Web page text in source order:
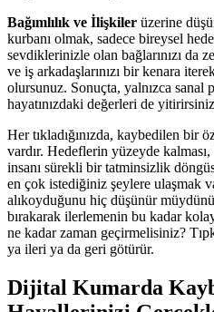
Bağımlılık ve İlişkiler üzerine
kurbanı olmak, sadece bireysel
sevdiklerinizle olan bağlarınızı da
ve iş arkadaşlarınızı bir kenara
olursunuz. Sonuçta, yalnızca sanal
hayatınızdaki değerleri de
Her tıkladığınızda, kaybedilen bir
vardır. Hedeflerin yüzeyde
insanı sürekli bir tatminsizlik
en çok istediğiniz şeylere ulaşmak
alıkoyduğunu hiç düşünür
bırakarak ilerlemenin bu kadar
ne kadar zaman geçirmelisiniz?
ya ileri ya da geri götürür.
Dijital Kumarda